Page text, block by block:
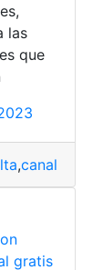
Nacional
las
que
,canales